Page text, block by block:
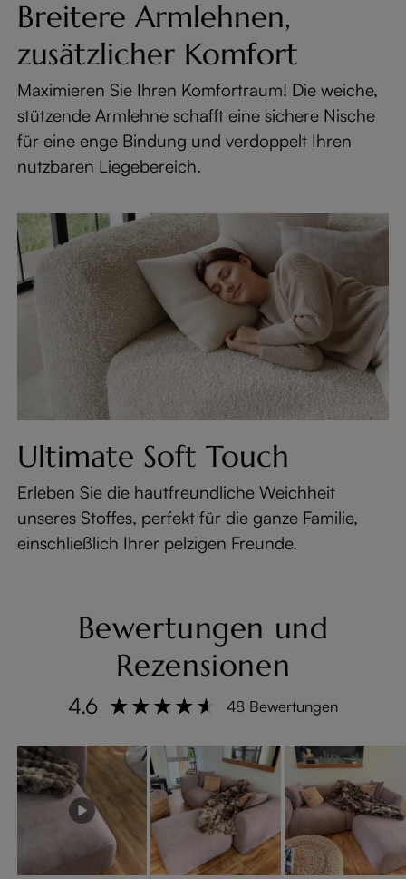
Breitere Armlehnen,
zusätzlicher Komfort
Maximieren Sie Ihren Komfortraum! Die weiche,
stützende Armlehne schafft eine sichere Nische
für eine enge Bindung und verdoppelt Ihren
nutzbaren Liegebereich.
Ultimate Soft Touch
Erleben Sie die hautfreundliche Weichheit
unseres Stoffes, perfekt für die ganze Familie,
einschließlich Ihrer pelzigen Freunde.
Bewertungen und
Rezensionen
4.6 48 Bewertungen